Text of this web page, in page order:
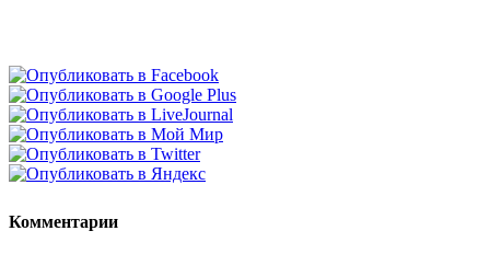
Комментарии